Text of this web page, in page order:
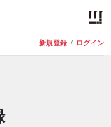
新規登録 / ログイン